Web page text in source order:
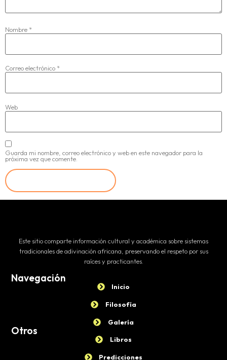
Nombre *
Correo electrónico *
Web
Guarda mi nombre, correo electrónico y web en este navegador para la
próxima vez que comente.
Este sitio comparte información cultural y académica sobre sistemas
tradicionales de adivinación africana, preservando el respeto por sus
raíces y practicantes.
Navegación
Inicio
Filosofía
Galería
Otros
Libros
Predicciones